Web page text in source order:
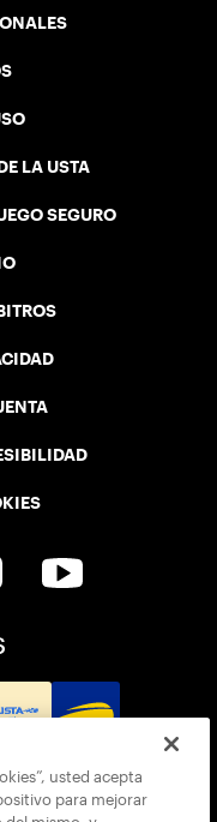
LA USTA
SEGURO
usted acepta
para mejorar